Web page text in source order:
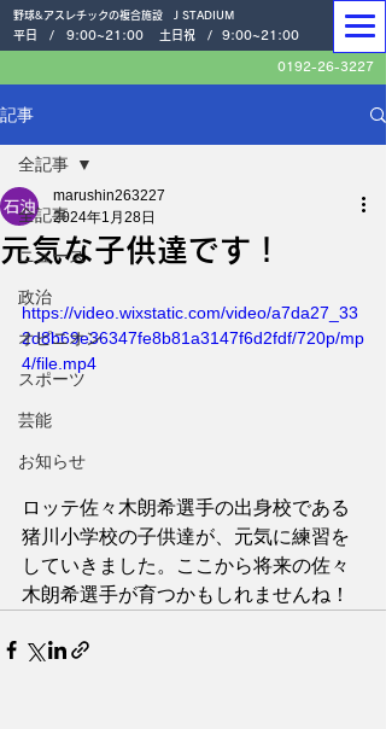
野球&アスレチックの複合施設 J STADIUM
平日 / 9:00~21:00 土日祝 / 9:00~21:00
0192-26-3227
記事
全記事
ニュース
政治
オピニオン
スポーツ
芸能
お知らせ
全記事
元気な子供達です！
marushin263227
2024年1月28日
https://video.wixstatic.com/video/a7da27_33
2d8b69e36347fe8b81a3147f6d2fdf/720p/mp
4/file.mp4
ロッテ佐々木朗希選手の出身校である
猪川小学校の子供達が、元気に練習を
していきました。ここから将来の佐々
木朗希選手が育つかもしれませんね！